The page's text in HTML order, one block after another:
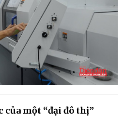
của một “đại đô thị”